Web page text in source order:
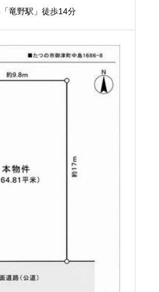
竜野駅」徒歩14分